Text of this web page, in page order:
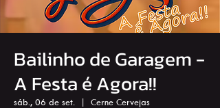
Bailinho de Garagem -
A Festa é Agora!!
sáb., 06 de set.
  |
Cerne Cervejas